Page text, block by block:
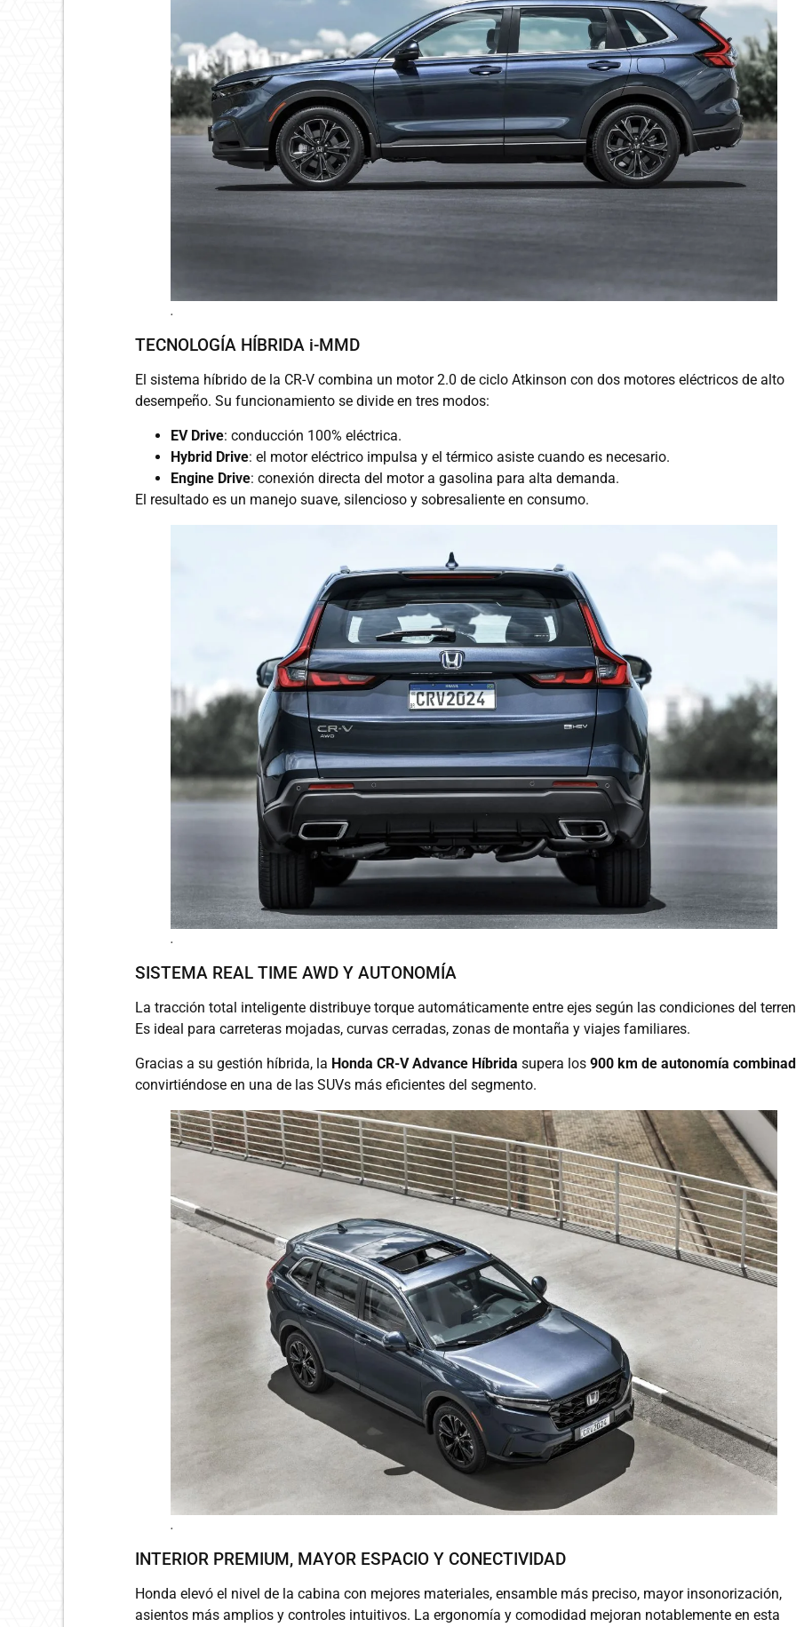
.
TECNOLOGÍA HÍBRIDA i-MMD
El sistema híbrido de la CR-V combina un motor 2.0 de ciclo Atkinson con dos motores eléctricos de alto
desempeño. Su funcionamiento se divide en tres modos:
EV Drive: conducción 100% eléctrica.
Hybrid Drive: el motor eléctrico impulsa y el térmico asiste cuando es necesario.
Engine Drive: conexión directa del motor a gasolina para alta demanda.
El resultado es un manejo suave, silencioso y sobresaliente en consumo.
.
SISTEMA REAL TIME AWD Y AUTONOMÍA
La tracción total inteligente distribuye torque automáticamente entre ejes según las condiciones del
Es ideal para carreteras mojadas, curvas cerradas, zonas de montaña y viajes familiares.
Gracias a su gestión híbrida, la Honda CR-V Advance Híbrida supera los 900 km de autonomía
convirtiéndose en una de las SUVs más eficientes del segmento.
.
INTERIOR PREMIUM, MAYOR ESPACIO Y CONECTIVIDAD
Honda elevó el nivel de la cabina con mejores materiales, ensamble más preciso, mayor insonorización,
asientos más amplios y controles intuitivos. La ergonomía y comodidad mejoran notablemente en esta